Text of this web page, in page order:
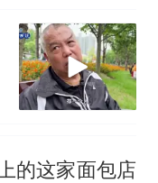
的这家面包店